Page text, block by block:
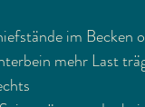
im Becken
mehr Last